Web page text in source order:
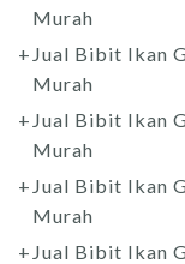
Murah
Jual Bibit Ikan
Murah
Jual Bibit Ikan
Murah
Jual Bibit Ikan
Murah
Jual Bibit Ikan